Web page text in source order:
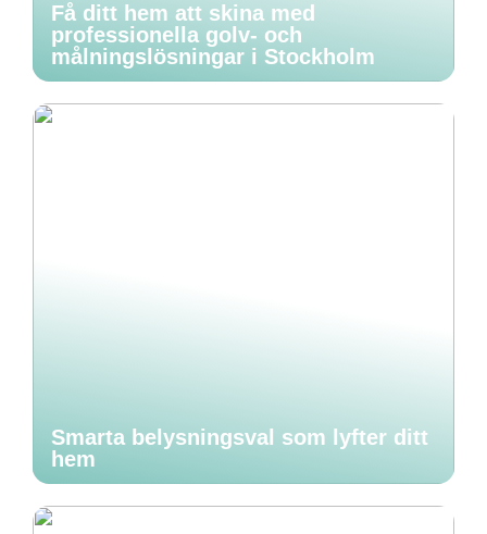
Få ditt hem att skina med
professionella golv- och
målningslösningar i Stockholm
Smarta belysningsval som lyfter ditt
hem